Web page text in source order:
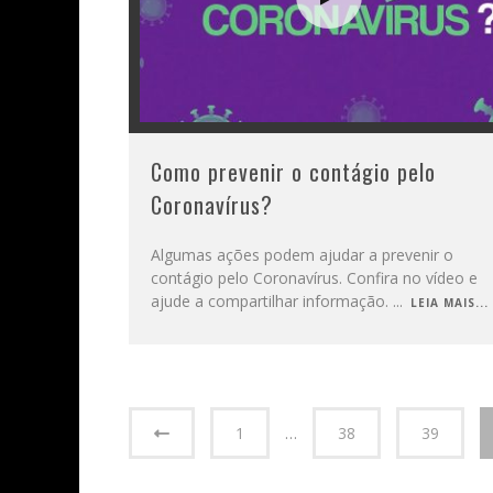
Como prevenir o contágio pelo
Coronavírus?
Algumas ações podem ajudar a prevenir o
contágio pelo Coronavírus. Confira no vídeo e
ajude a compartilhar informação. ... LEIA MAIS...
1 … 38 39